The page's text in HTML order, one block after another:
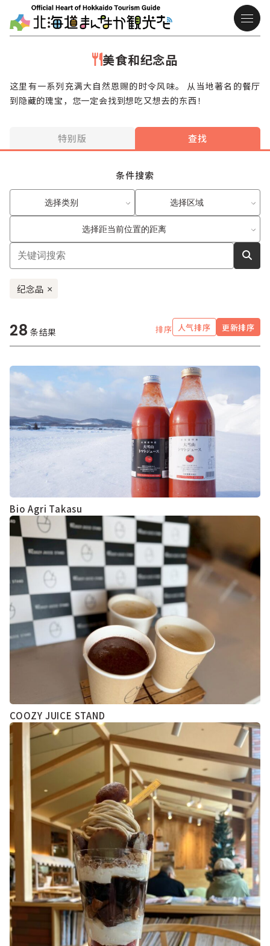
美食和纪念品
这里有一系列充满大自然恩赐的时令风味。 从当地著名的餐厅
到隐藏的瑰宝，您一定会找到想吃又想去的东西！
特别版 查找
条件搜索
选择类别 选择区域
选择距当前位置的距离
纪念品 ×
28 条结果 排序 人气排序 更新排序
Bio Agri Takasu
COOZY JUICE STAND